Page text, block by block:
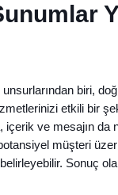
biri,
etkili bir
ve mesajın
müşteri
Sonuç